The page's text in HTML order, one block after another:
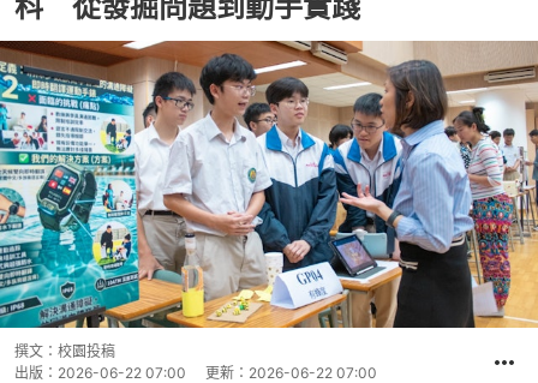
撰文： 校園投稿
出版： 2026-06-22 07:00 更新： 2026-06-22 07:00